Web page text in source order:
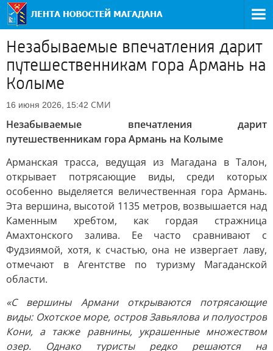
Незабываемые впечатления дарит
путешественникам гора Армань на
Колыме
16 июня 2026, 15:42 СМИ
Незабываемые впечатления дарит
путешественникам гора Армань на Колыме
Арманская трасса, ведущая из Магадана в Талон,
открывает потрясающие виды, среди которых
особенно выделяется величественная гора Армань.
Эта вершина, высотой 1135 метров, возвышается над
Каменным хребтом, как гордая стражница
Амахтонского залива. Ее часто сравнивают с
Фудзиямой, хотя, к счастью, она не извергает лаву,
отмечают в Агентстве по туризму Магаданской
области.
«С вершины Армани открываются потрясающие
виды: Охотское море, остров Завьялова и полуостров
Кони, а также равнины, украшенные множеством
озер. Однако туристы редко решаются на